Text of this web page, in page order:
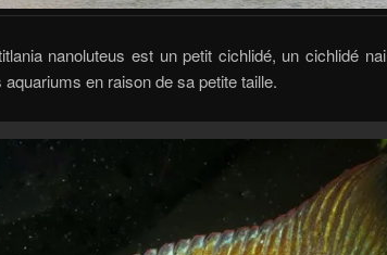
nanoluteus est un petit cichlidé, un cichlidé
aquariums en raison de sa petite taille.